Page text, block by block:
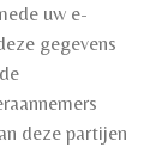
uw e-
gegevens
deze partijen